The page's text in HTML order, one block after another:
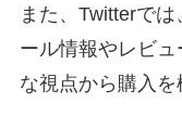
また、Twitterで
ール情報やレビ
な視点から購入を